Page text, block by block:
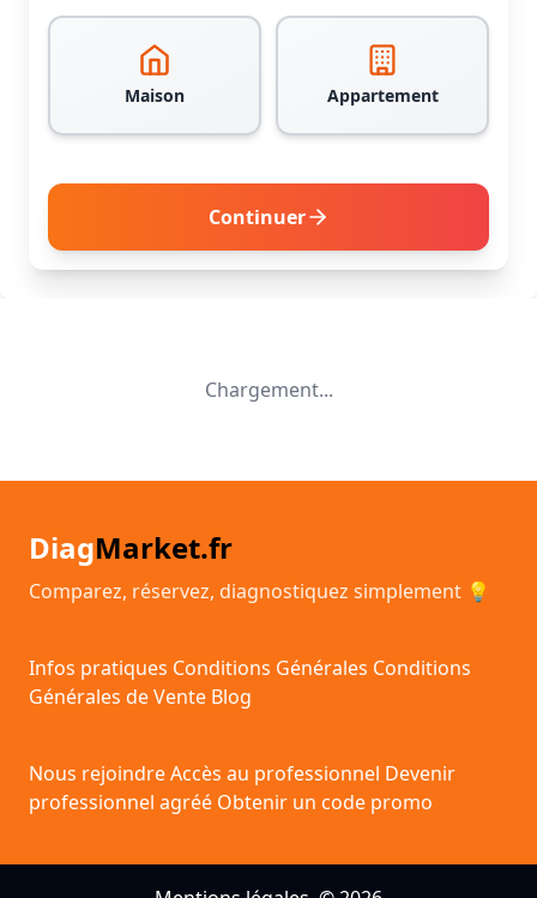
Maison Appartement
Continuer
Chargement...
DiagMarket.fr
Comparez, réservez, diagnostiquez simplement 💡
Infos pratiques Conditions Générales Conditions
Générales de Vente Blog
Nous rejoindreAccès au professionnel Devenir
professionnel agréé Obtenir un code promo